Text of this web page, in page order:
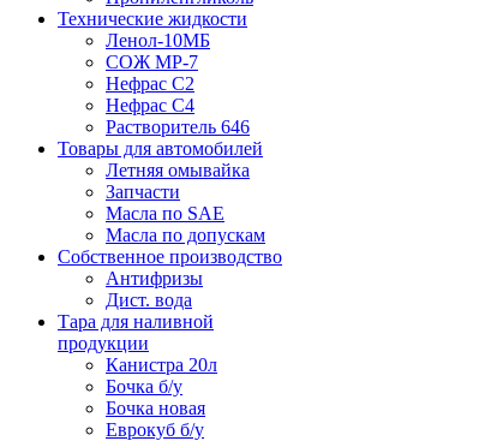
Технические жидкости
Ленол-10МБ
СОЖ МР-7
Нефрас С2
Нефрас С4
Растворитель 646
Товары для автомобилей
Летняя омывайка
Запчасти
Масла по SAE
Масла по допускам
Собственное производство
Антифризы
Дист. вода
Тара для наливной
продукции
Канистра 20л
Бочка б/у
Бочка новая
Еврокуб б/у